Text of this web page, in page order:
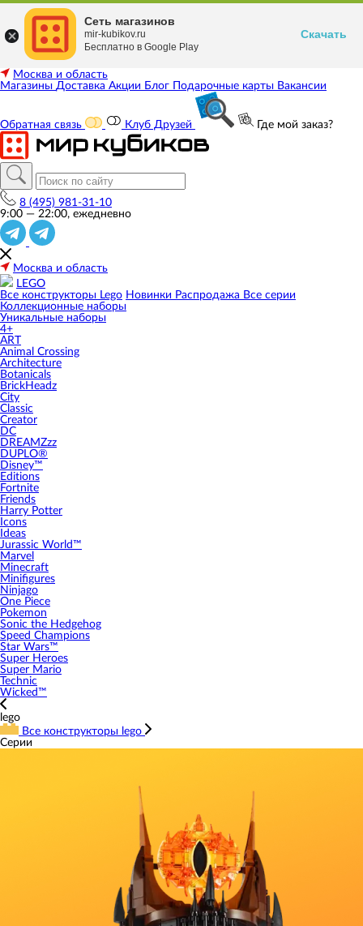
Москва и область
Магазины Доставка Акции Блог Подарочные карты Вакансии
Обратная связь Клуб Друзей Где мой заказ?
8 (495) 981-31-10
9:00 — 22:00, ежедневно
Москва и область
LEGO
Все конструкторы Lego Новинки Распродажа Все серии
Коллекционные наборы
Уникальные наборы
4+
ART
Animal Crossing
Architecture
Botanicals
BrickHeadz
City
Classic
Creator
DC
DREAMZzz
DUPLO®
Disney™
Editions
Fortnite
Friends
Harry Potter
Icons
Ideas
Jurassic World™
Marvel
Minecraft
Minifigures
Ninjago
One Piece
Pokemon
Sonic the Hedgehog
Speed Champions
Star Wars™
Super Heroes
Super Mario
Technic
Wicked™
lego
Все конструкторы lego
Серии
Сеть магазинов
mir-kubikov.ru
Бесплатно в Google Play
Скачать